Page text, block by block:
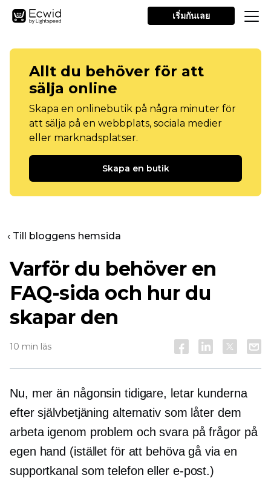
เริ่มกันเลย
Allt du behöver för att
sälja online
Skapa en onlinebutik på några minuter för
att sälja på en webbplats, sociala medier
eller marknadsplatser.
Skapa en butik
‹ Till bloggens hemsida
Varför du behöver en
FAQ-sida och hur du
skapar den
10 min läs
Nu, mer än någonsin tidigare, letar kunderna
eftersjälvbetjäning alternativ som låter dem
arbeta igenom problem och svara på frågor på
egen hand (istället för att behöva gå via en
supportkanal som telefon eller e-post.)